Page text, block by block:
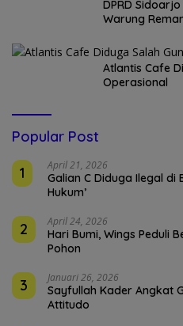
DPRD
Warung
Atlantis Cafe
Operasional
Popular Post
1
April 21, 2026
Galian C Diduga Ilegal di
Hukum’
2 April 24, 2026
Hari Bumi, Wings Peduli
Pohon
3 Januari 26, 2026
Sayfullah Kader Angkat
Attitudo